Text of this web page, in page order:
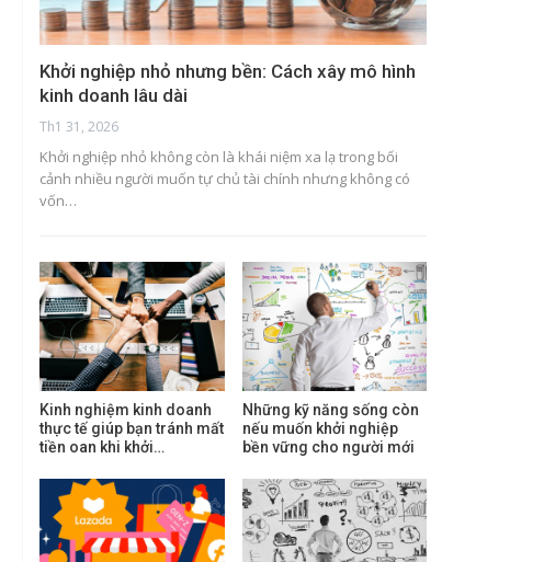
Khởi nghiệp nhỏ nhưng bền: Cách xây mô hình
kinh doanh lâu dài
Th1 31, 2026
Khởi nghiệp nhỏ không còn là khái niệm xa lạ trong bối
cảnh nhiều người muốn tự chủ tài chính nhưng không có
vốn…
Kinh nghiệm kinh doanh
thực tế giúp bạn tránh mất
tiền oan khi khởi…
Những kỹ năng sống còn
nếu muốn khởi nghiệp
bền vững cho người mới